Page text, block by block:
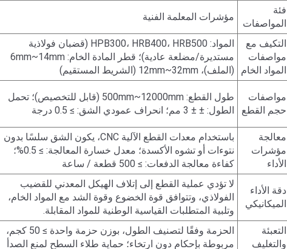
فئة
المواصفات
مؤشرات المعلمة الفنية
التكيف مع
مواصفات
المواد الخام
المواد: HPB300، HRB400، HRB500 (قضبان فولاذية
مستديرة/مضلعة عادية)؛ قطر المادة الخام: 6mm~14mm
(الملف)، 12mm~32mm (الشريط المستقيم)
مواصفات
حجم القطع
طول القطع: 500mm~12000mm (قابل للتخصيص)؛ تحمل
الطول: ± ± 3 مم؛ انحراف عمودي الشق: ≥ 0.5 درجة
معالجة
مؤشرات
الأداء
باستخدام معدات القطع الآلية CNC، يكون الشق سلسًا بدون
نتوءات أو تشوه الأكسدة؛ معدل خسارة المعالجة: ≥ 0.5%؛
كفاءة معالجة الدفعات: ≥ 500 قطعة / ساعة
دقة الأداء
الميكانيكي
لا تؤدي عملية القطع إلى إتلاف الهيكل المعدني للقضيب
الفولاذي، وتتوافق قوة الخضوع وقوة الشد مع المواد الخام،
وتلبية المتطلبات القياسية الوطنية للمواد المقابلة.
التعبئة
والتغليف
الحزمة وفقًا لتصنيف الطول، بوزن حزمة واحدة ≥ 50 كجم،
مربوطة بإحكام دون ارتخاء؛ حماية طلاء السطح لمنع الصدأ